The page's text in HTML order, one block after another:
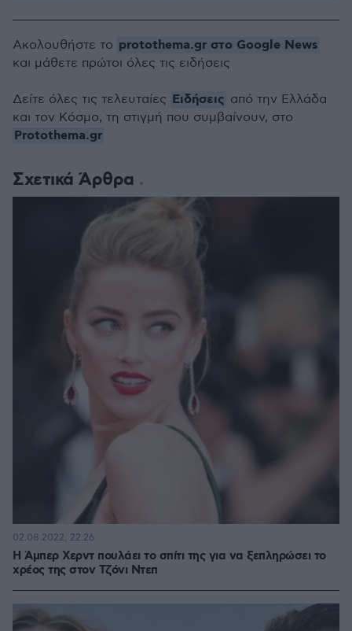
Σχετικά Άρθρα
Η Άμπερ Χερντ πουλάει το σπίτι της για να ξεπληρώσει το
χρέος της στον Τζόνι Ντεπ
02.08.2022, 22:26
Ακολουθήστε το protothema.gr στο Google News
και μάθετε πρώτοι όλες τις ειδήσεις
Δείτε όλες τις τελευταίες Ειδήσεις από την Ελλάδα
και τον Κόσμο, τη στιγμή που συμβαίνουν, στο
Protothema.gr